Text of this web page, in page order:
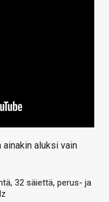
aluksi vain
32 säiettä, perus- ja